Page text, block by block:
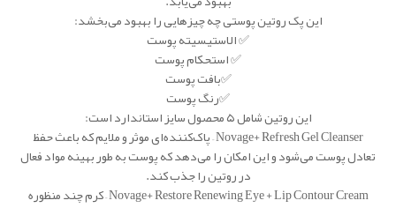
این پک روتین پوستی چه چیزهایی را بهبود می‌بخشد:
✅ الاستیسیته پوست
✅ استحکام پوست
✅بافت پوست
✅رنگ پوست
این روتین شامل ۵ محصول سایز استاندارد است:
Novage+ Refresh Gel Cleanser – پاک‌کننده‌ای موثر و ملایم که باعث حفظ
تعادل پوست می‌شود و این امکان را می‌دهد که پوست به طور بهینه مواد فعال
در روتین را جذب کند.
Novage+ Restore Renewing Eye + Lip Contour Cream – کرم چند منظوره